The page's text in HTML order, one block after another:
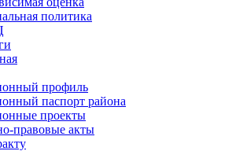
политика
профиль
паспорт района
проекты
правовые акты